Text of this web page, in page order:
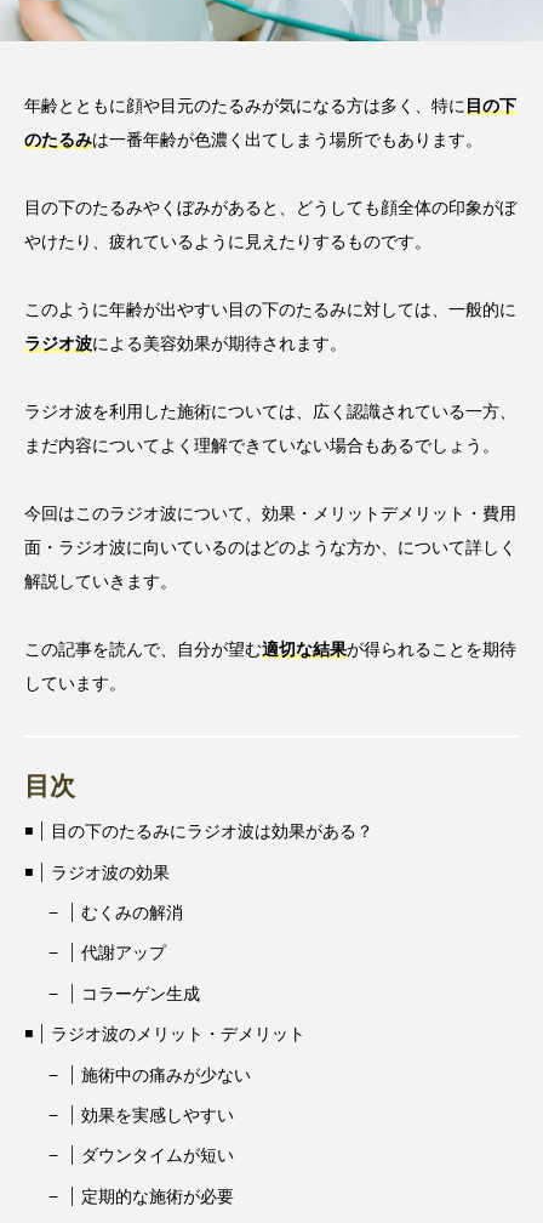
年齢とともに顔や目元のたるみが気になる方は多く、特に目の下
のたるみは一番年齢が色濃く出てしまう場所でもあります。
目の下のたるみやくぼみがあると、どうしても顔全体の印象がぼ
やけたり、疲れているように見えたりするものです。
このように年齢が出やすい目の下のたるみに対しては、一般的に
ラジオ波による美容効果が期待されます。
ラジオ波を利用した施術については、広く認識されている一方、
まだ内容についてよく理解できていない場合もあるでしょう。
今回はこのラジオ波について、効果・メリットデメリット・費用
面・ラジオ波に向いているのはどのような方か、について詳しく
解説していきます。
この記事を読んで、自分が望む適切な結果が得られることを期待
しています。
目次
目の下のたるみにラジオ波は効果がある？
ラジオ波の効果
むくみの解消
代謝アップ
コラーゲン生成
ラジオ波のメリット・デメリット
施術中の痛みが少ない
効果を実感しやすい
ダウンタイムが短い
定期的な施術が必要